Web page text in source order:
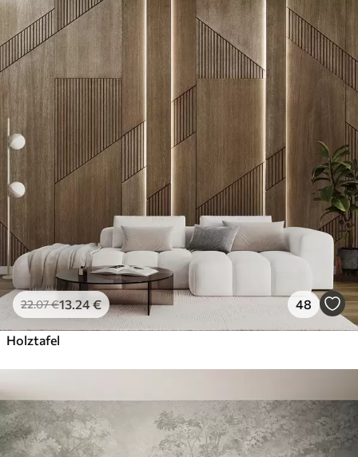
22.07€13 .24€ 48
Holztafel